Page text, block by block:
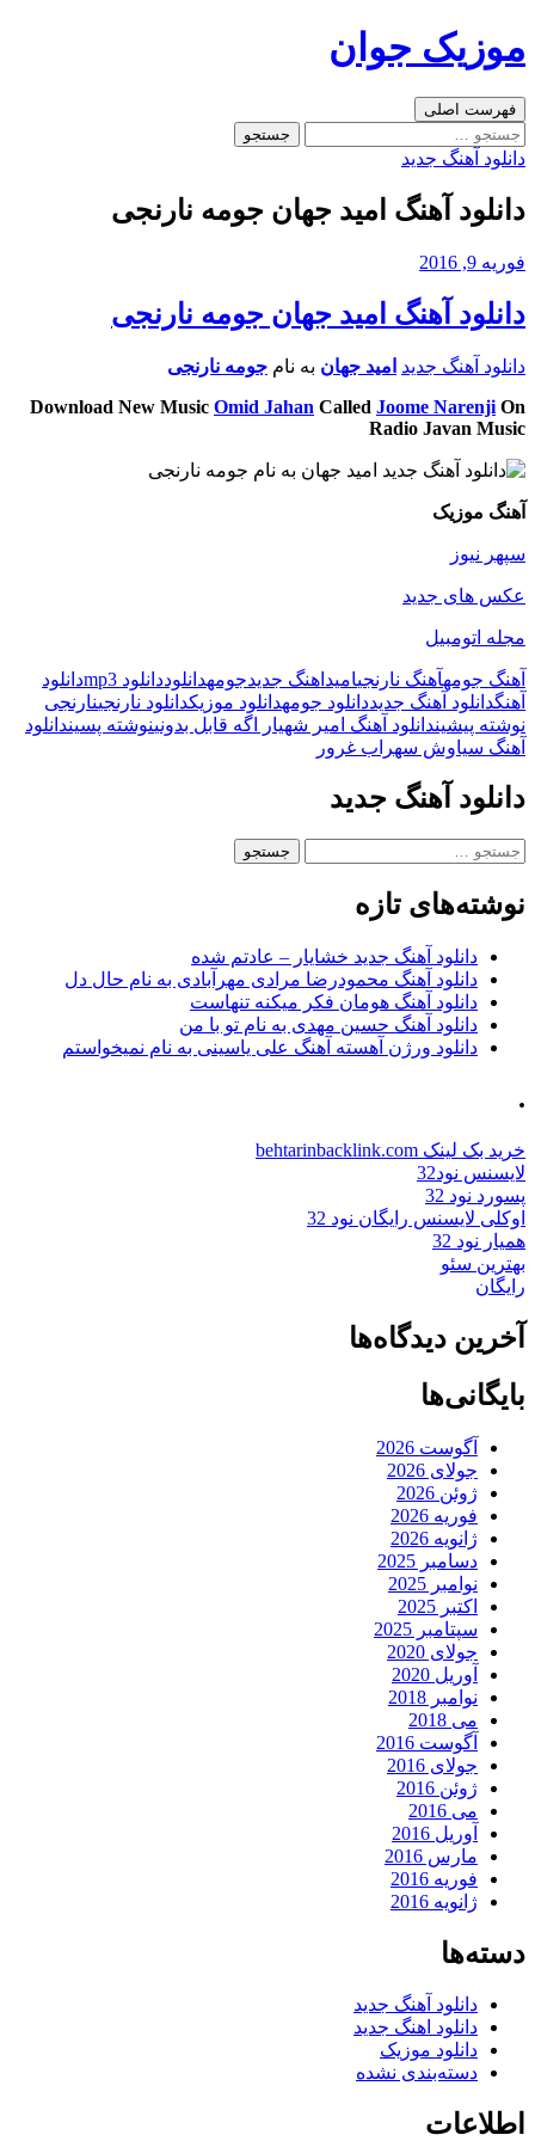
به
موزیک جوان
جست‌وجو
فهرست اصلی
جستجو
برای:
دانلود آهنگ جدید
دانلود آهنگ امید جهان جومه نارنجی
فوریه 9, 2016
دانلود آهنگ امید جهان جومه نارنجی
دانلود آهنگ جدید امید جهان به نام جومه نارنجی
Download New Music Omid Jahan Called Joome Narenji On
Radio Javan Music
آهنگ موزیک
سپهر نیوز
عکس های جدید
مجله اتومبیل
آهنگ جومهآهنگ نارنجیامید اهنگ جدیدجومهدانلوددانلود mp3
دانلود
آهنگدانلود آهنگ جدیددانلود جومهدانلود موزیکدانلود نارنجینارنجی
ناوبری
نوشته
نوشته پیشیندانلود آهنگ امیر شهیار اگه قابل بدونینوشته پسیندانلود
آهنگ سیاوش سهراب غرور
دانلود آهنگ جدید
جستجو
نوشته‌های تازه
دانلود آهنگ جدید خشایار – عادتم شده
دانلود آهنگ محمودرضا مرادی مهرآبادی به نام حال دل
دانلود آهنگ هومان فکر میکنه تنهاست
دانلود آهنگ حسین مهدی به نام تو با من
دانلود ورژن آهسته آهنگ علی یاسینی به نام نمیخواستم
.
خرید بک لینک behtarinbacklink.com
لایسنس نود32
پسورد نود 32
اوکلی لایسنس رایگان نود 32
همیار نود 32
بهترین سئو
رایگان
آخرین دیدگاه‌ها
بایگانی‌ها
آگوست 2026
جولای 2026
ژوئن 2026
فوریه 2026
ژانویه 2026
دسامبر 2025
نوامبر 2025
اکتبر 2025
سپتامبر 2025
جولای 2020
آوریل 2020
نوامبر 2018
می 2018
آگوست 2016
جولای 2016
ژوئن 2016
می 2016
آوریل 2016
مارس 2016
فوریه 2016
ژانویه 2016
دسته‌ها
دانلود آهنگ جدید
دانلود اهنگ جدید
دانلود موزیک
دسته‌بندی نشده
اطلاعات